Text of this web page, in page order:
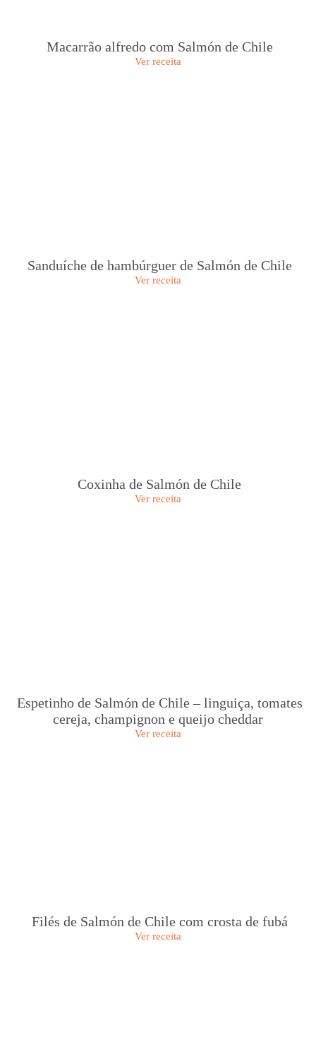
Macarrão alfredo com Salmón de Chile
Ver receita
Sanduíche de hambúrguer de Salmón de Chile
Ver receita
Coxinha de Salmón de Chile
Ver receita
Espetinho de Salmón de Chile – linguiça, tomates
cereja, champignon e queijo cheddar
Ver receita
Filés de Salmón de Chile com crosta de fubá
Ver receita